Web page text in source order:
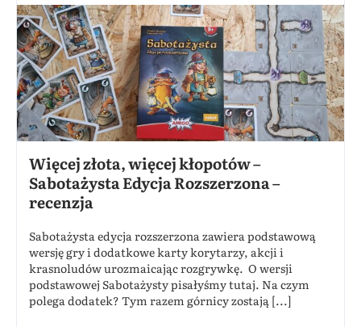
Więcej złota, więcej kłopotów –
Sabotażysta Edycja Rozszerzona –
recenzja
Sabotażysta edycja rozszerzona zawiera podstawową
wersję gry i dodatkowe karty korytarzy, akcji i
krasnoludów urozmaicając rozgrywkę. O wersji
podstawowej Sabotażysty pisałyśmy tutaj. Na czym
polega dodatek? Tym razem górnicy zostają [...]